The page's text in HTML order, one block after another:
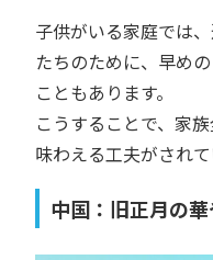
子供がいる家庭では
たちのために、早め
こともあります。
こうすることで、家
味わえる工夫がされて
中国：旧正月の